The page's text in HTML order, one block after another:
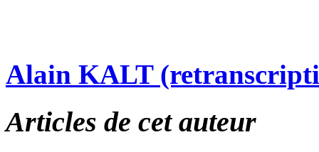
Alain KALT
Articles de cet auteur